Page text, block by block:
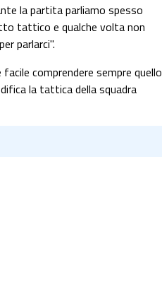
la partita parliamo spesso
tattico e qualche volta non
parlarci".
comprendere sempre quello
la tattica della squadra